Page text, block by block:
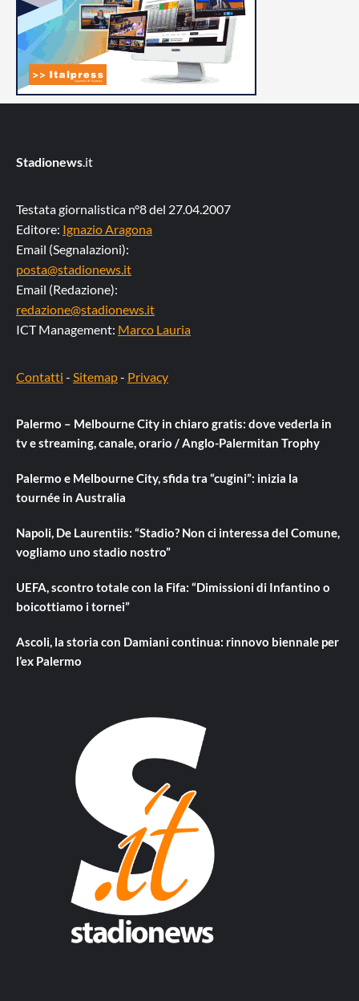
Stadionews.it
Testata giornalistica n°8 del 27.04.2007
Editore: Ignazio Aragona
Email (Segnalazioni):
posta@stadionews.it
Email (Redazione):
redazione@stadionews.it
ICT Management: Marco Lauria
Contatti - Sitemap- Privacy
Palermo – Melbourne City in chiaro gratis: dove vederla in
tv e streaming, canale, orario / Anglo-Palermitan Trophy
Palermo e Melbourne City, sfida tra “cugini”: inizia la
tournée in Australia
Napoli, De Laurentiis: “Stadio? Non ci interessa del Comune,
vogliamo uno stadio nostro”
UEFA, scontro totale con la Fifa: “Dimissioni di Infantino o
boicottiamo i tornei”
Ascoli, la storia con Damiani continua: rinnovo biennale per
l’ex Palermo